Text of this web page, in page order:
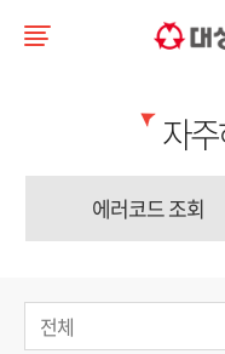
자주
에러코드 조회